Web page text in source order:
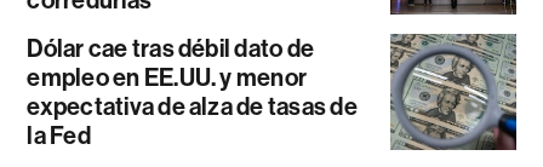
Dólar cae tras débil dato de
empleo en EE.UU. y menor
expectativa de alza de tasas de
la Fed